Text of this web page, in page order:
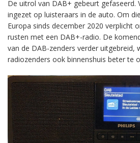
De uitrol van DAB+ gebeurt gefaseerd.
ingezet op luisteraars in de auto. Om
Europa sinds december 2020 verplicht
rusten met een DAB+-radio. De
van de DAB-zenders verder uitgebreid,
radiozenders ook binnenshuis beter te